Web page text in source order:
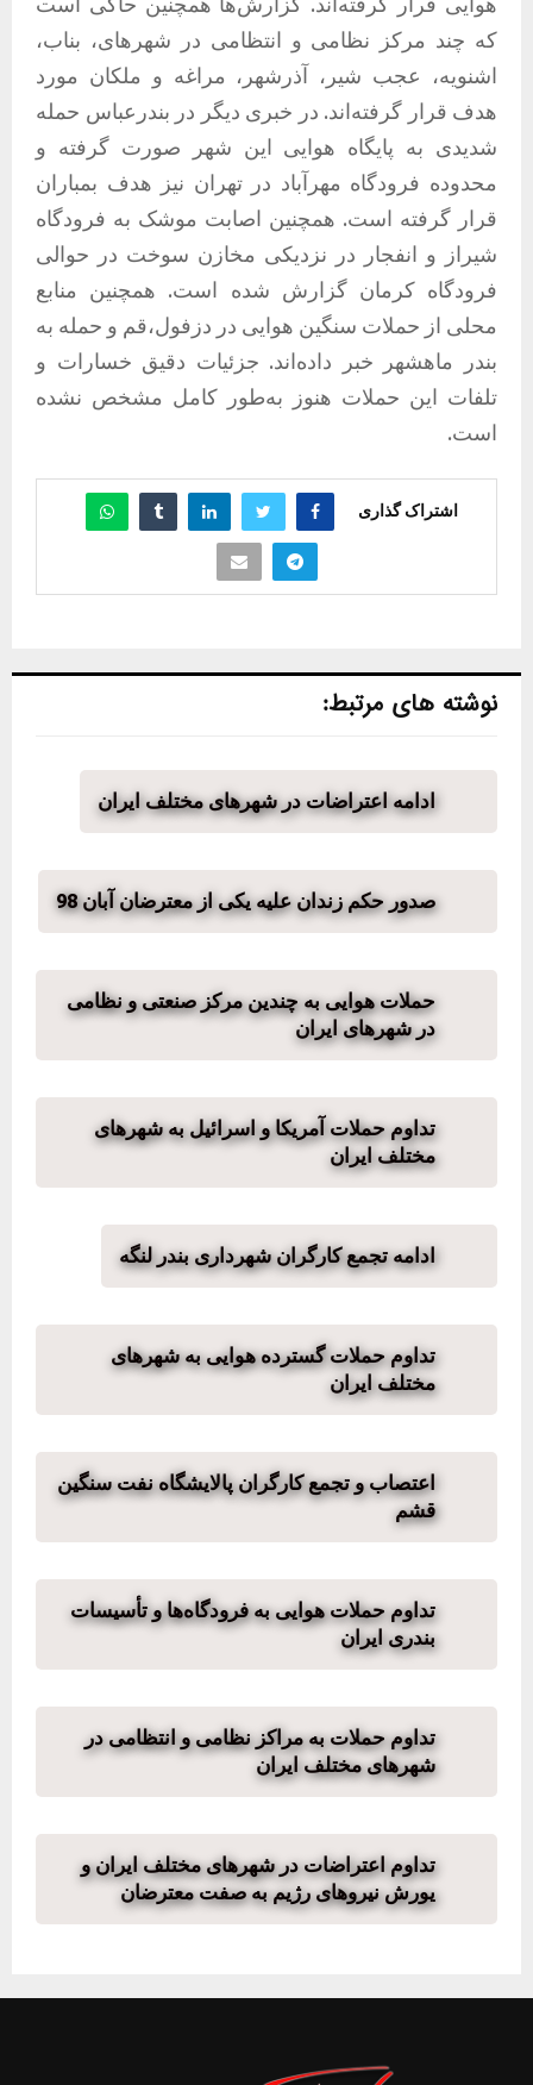
که چند مرکز نظامی و انتظامی در شهرهای، بناب،
اشنویه، عجب شیر، آذرشهر، مراغه و ملکان مورد
هدف قرار گرفته‌اند. در خبری دیگر در بندرعباس حمله
شدیدی به پایگاه هوایی این شهر صورت گرفته و
محدوده فرودگاه مهرآباد در تهران نیز هدف بمباران
قرار گرفته است. همچنین اصابت موشک به فرودگاه
شیراز و انفجار در نزدیکی مخازن سوخت در حوالی
فرودگاه کرمان گزارش شده است. همچنین منابع
محلی از حملات سنگین هوایی در دزفول،قم و حمله به
بندر ماهشهر خبر داده‌اند. جزئیات دقیق خسارات و
تلفات این حملات هنوز به‌طور کامل مشخص نشده
است.
اشتراک گذاری
نوشته های مرتبط:
ادامه اعتراضات در شهرهای مختلف ایران
صدور حکم زندان علیه یکی از معترضان آبان 98
حملات هوایی به چندین مرکز صنعتی و نظامی
در شهرهای ایران
تداوم حملات آمریکا و اسرائیل به شهرهای
مختلف ایران
ادامه تجمع کارگران شهرداری بندر لنگه
تداوم حملات گسترده هوایی به شهرهای
مختلف ایران
اعتصاب و تجمع کارگران پالایشگاە نفت سنگین
قشم
تداوم حملات هوایی به فرودگاه‌ها و تأسیسات
بندری ایران
تداوم حملات به مراکز نظامی و انتظامی در
شهرهای مختلف ایران
تداوم اعتراضات در شهرهای مختلف ایران و
یورش نیروهای رژیم به صفت معترضان